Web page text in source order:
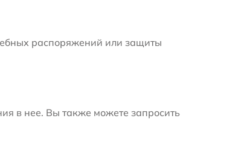
распоряжений или защиты
в нее. Вы также можете запросить